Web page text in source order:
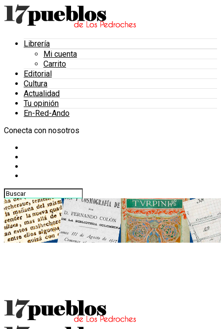
Librería
Mi cuenta
Carrito
Editorial
Cultura
Actualidad
Tu opinión
En-Red-Ando
Conecta con nosotros